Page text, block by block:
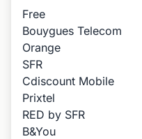
Free
Bouygues Telecom
Orange
SFR
Cdiscount Mobile
Prixtel
RED by SFR
B&You